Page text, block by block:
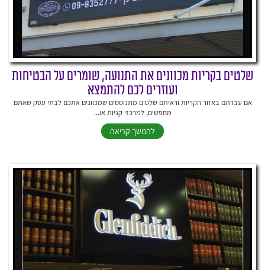
שלטים בקריות מכוונים את התנועה, שומרים על הבטיחות
ועוזרים לכם להתמצא
אם עברתם באזור הקריות וראיתם שלטים מתנוססים שמכוונים אתכם לבתי עסק שאתם
מחפשים, למרכזי קניות או...
להמשך קריאה